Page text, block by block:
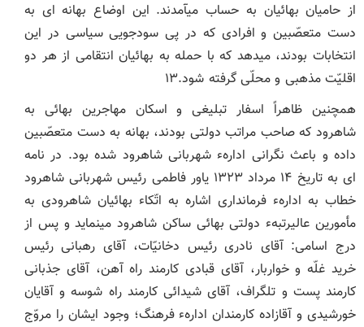
از حامیان بهائیان به حساب می‏آمدند. این اوضاع بهانه ‏ای به
دست متعصّبین و افرادی که در پی سودجویی سیاسی در این
انتخابات بودند، می‏دهد که با حمله به بهائیان انتقامی از هر دو
اقلیّت مذهبی و محلّی گرفته شود.۱۳
همچنین ظاهراً اسفار تبلیغی و اسکان مهاجرین بهائی به
شاهرود که صاحب مراتب دولتی بودند، بهانه به دست متعصّبین
داده و باعث نگرانی ادارهء شهربانی شاهرود شده بود. در نامه
‏ای به تاریخ ۱۴ مرداد ۱۳۲۳ یاور فاطمی رئیس شهربانی شاهرود
خطاب به ادارهء فرمانداری اشاره به اتّکاء بهائیان شاهرودی به
مأمورین عالی‏رتبهء دولتی بهائی ساکن شاهرود می‏نماید و پس از
درج اسامی: آقای نادری رئیس دخانیّات، آقای رهبانی رئیس
خرید غلّه و خواربار، آقای قبادی کارمند راه آهن، آقای جذبانی
کارمند پست و تلگراف، آقای شیدائی کارمند راه شوسه و آقایان
خورشیدی و آقازاده کارمندان ادارهء فرهنگ؛ وجود ایشان را مروّج